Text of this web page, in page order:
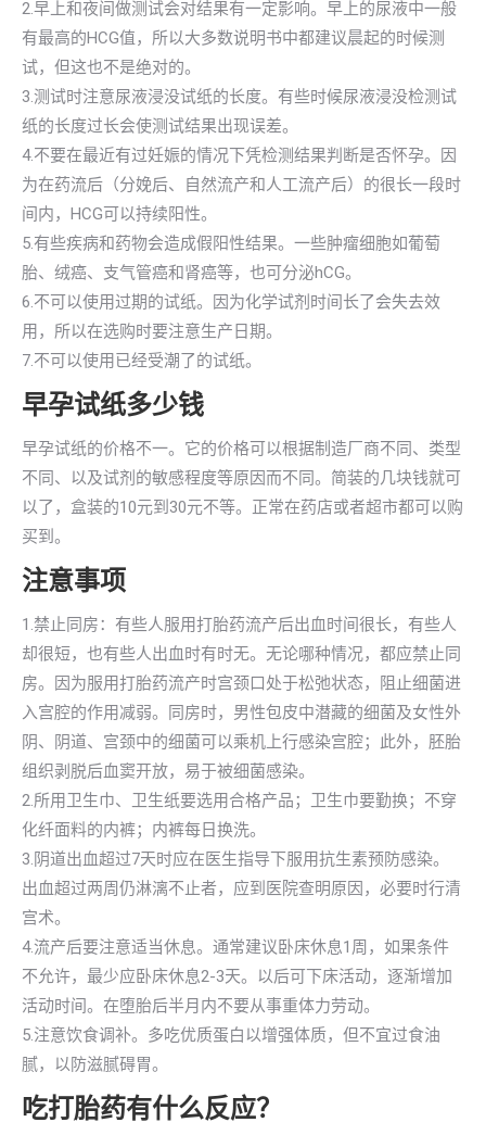
2.早上和夜间做测试会对结果有一定影响。早上的尿液中一般
有最高的HCG值，所以大多数说明书中都建议晨起的时候测
试，但这也不是绝对的。
3.测试时注意尿液浸没试纸的长度。有些时候尿液浸没检测试
纸的长度过长会使测试结果出现误差。
4.不要在最近有过妊娠的情况下凭检测结果判断是否怀孕。因
为在药流后（分娩后、自然流产和人工流产后）的很长一段时
间内，HCG可以持续阳性。
5.有些疾病和药物会造成假阳性结果。一些肿瘤细胞如葡萄
胎、绒癌、支气管癌和肾癌等，也可分泌hCG。
6.不可以使用过期的试纸。因为化学试剂时间长了会失去效
用，所以在选购时要注意生产日期。
7.不可以使用已经受潮了的试纸。
早孕试纸多少钱
早孕试纸的价格不一。它的价格可以根据制造厂商不同、类型
不同、以及试剂的敏感程度等原因而不同。简装的几块钱就可
以了，盒装的10元到30元不等。正常在药店或者超市都可以购
买到。
注意事项
1.禁止同房：有些人服用打胎药流产后出血时间很长，有些人
却很短，也有些人出血时有时无。无论哪种情况，都应禁止同
房。因为服用打胎药流产时宫颈口处于松弛状态，阻止细菌进
入宫腔的作用减弱。同房时，男性包皮中潜藏的细菌及女性外
阴、阴道、宫颈中的细菌可以乘机上行感染宫腔；此外，胚胎
组织剥脱后血窦开放，易于被细菌感染。
2.所用卫生巾、卫生纸要选用合格产品；卫生巾要勤换；不穿
化纤面料的内裤；内裤每日换洗。
3.阴道出血超过7天时应在医生指导下服用抗生素预防感染。
出血超过两周仍淋漓不止者，应到医院查明原因，必要时行清
宫术。
4.流产后要注意适当休息。通常建议卧床休息1周，如果条件
不允许，最少应卧床休息2-3天。以后可下床活动，逐渐增加
活动时间。在堕胎后半月内不要从事重体力劳动。
5.注意饮食调补。多吃优质蛋白以增强体质，但不宜过食油
腻，以防滋腻碍胃。
吃打胎药有什么反应？